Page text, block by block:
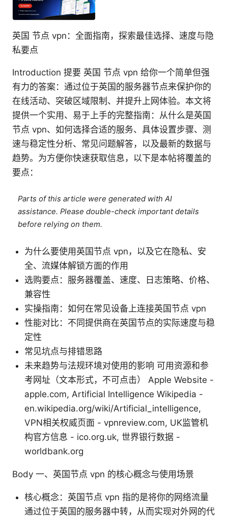
英国 节点 vpn：全面指南，探索最佳选择、速度与隐
私要点
Introduction 提要 英国 节点 vpn 给你一个简单但强
有力的答案：通过位于英国的服务器节点来保护你的
在线活动、突破区域限制、并提升上网体验。本文将
提供一个实用、易于上手的完整指南：从什么是英国
节点 vpn、如何选择合适的服务、具体设置步骤、测
速与稳定性分析、常见问题解答，以及最新的数据与
趋势。为方便你快速获取信息，以下是本帖将覆盖的
要点：
Parts of this article were generated with AI
assistance. Please double-check important details
before relying on them.
为什么要使用英国节点 vpn，以及它在隐私、安
全、流媒体解锁方面的作用
选购要点：服务器覆盖、速度、日志策略、价格、
兼容性
实操指南：如何在常见设备上连接英国节点 vpn
性能对比：不同提供商在英国节点的实际速度与稳
定性
常见坑点与排错思路
未来趋势与法规环境对使用的影响 可用资源和参
考网址（文本形式，不可点击） Apple Website -
apple.com, Artificial Intelligence Wikipedia -
en.wikipedia.org/wiki/Artificial_intelligence,
VPN相关权威页面 - vpnreview.com, UK监管机
构官方信息 - ico.org.uk, 世界银行数据 -
worldbank.org
Body 一、英国节点 vpn 的核心概念与使用场景
核心概念：英国节点 vpn 指的是将你的网络流量
通过位于英国的服务器中转，从而实现对外网的代